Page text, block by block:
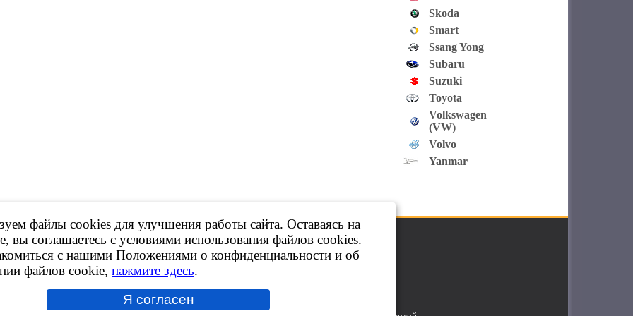
Skoda
Smart
Ssang Yong
Subaru
Suzuki
Toyota
Volkswagen
(VW)
Volvo
Yanmar
контрактных ДВС, КПП и др.
сайта,ссылка на ресурс обязательна!
принадлежат их владельцам.
персональных данных
файлы cookies для улучшения работы сайта. Оставаясь на
вы соглашаетесь с условиями использования файлов cookies.
с нашими Положениями о конфиденциальности и об
файлов cookie, нажмите здесь.
Я согласен